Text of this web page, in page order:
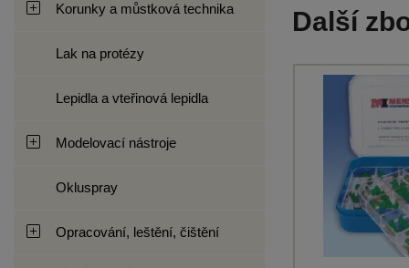
Korunky a můstková technika
Lak na protézy
Lepidla a vteřinová lepidla
Modelovací nástroje
Okluspray
Opracování, leštění, čištění
Další